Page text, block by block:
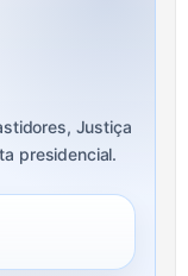
Justiça
presidencial.